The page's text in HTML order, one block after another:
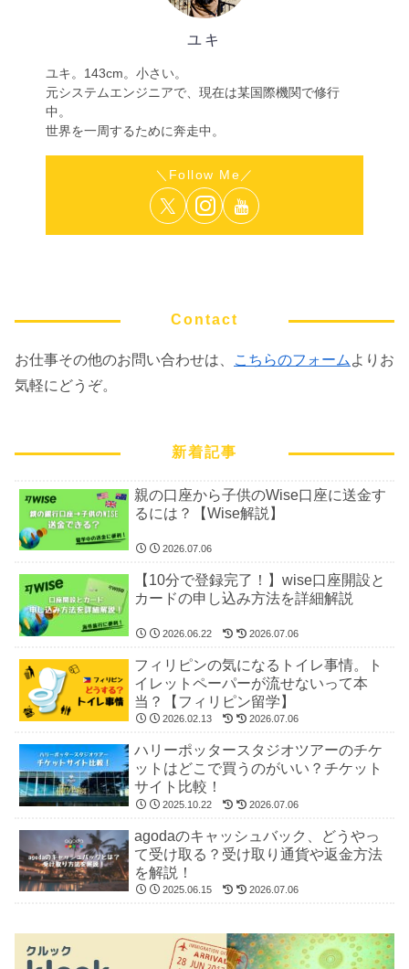
ユキ
ユキ。143cm。小さい。
元システムエンジニアで、現在は某国際機関で修行
中。
世界を一周するために奔走中。
Contact
お仕事その他のお問い合わせは、 こちらのフォーム よりお
気軽にどうぞ。
新着記事
親の口座から子供のWise口座に送金す
るには？【Wise解説】
2026.07.06
【10分で登録完了！】wise口座開設と
カードの申し込み方法を詳細解説
2026.06.22 2026.07.06
フィリピンの気になるトイレ事情。ト
イレットペーパーが流せないって本
当？【フィリピン留学】
2026.02.13 2026.07.06
ハリーポッタースタジオツアーのチケ
ットはどこで買うのがいい？チケット
サイト比較！
2025.10.22 2026.07.06
agodaのキャッシュバック、どうやっ
て受け取る？受け取り通貨や返金方法
を解説！
2025.06.15 2026.07.06